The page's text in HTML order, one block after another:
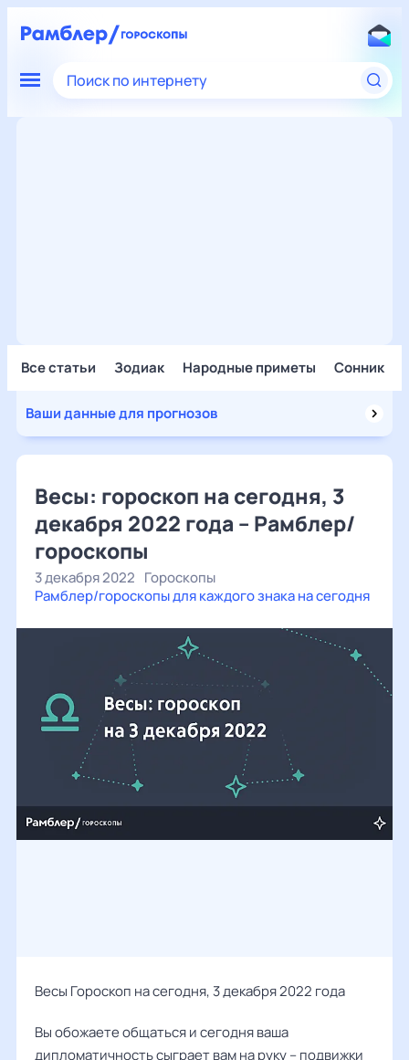
Поиск по интернету
Все статьи Зодиак Народные приметы Сонник
Ваши данные для прогнозов
Весы: гороскоп на сегодня, 3
декабря 2022 года – Рамблер/
гороскопы
3 декабря 2022 Гороскопы
Рамблер/гороскопы для каждого знака на сегодня
Весы Гороскоп на сегодня, 3 декабря 2022 года
Вы обожаете общаться и сегодня ваша
дипломатичность сыграет вам на руку – подвижки